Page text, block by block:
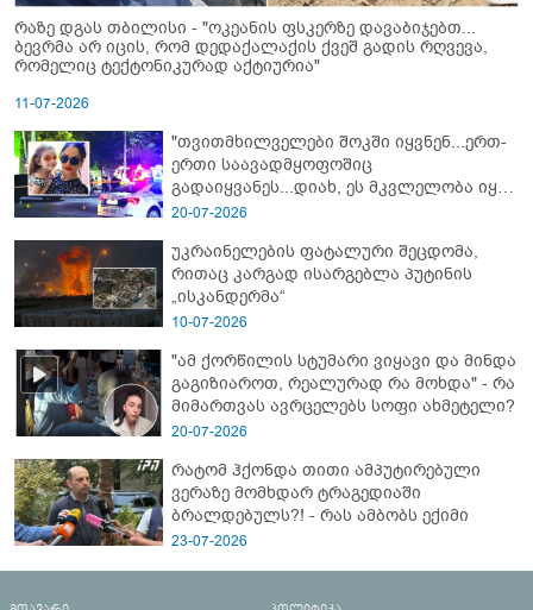
რაზე დგას თბილისი - "ოკეანის ფსკერზე დავაბიჯებთ...
ბევრმა არ იცის, რომ დედაქალაქის ქვეშ გადის რღვევა,
რომელიც ტექტონიკურად აქტიურია"
11-07-2026
"თვითმხილველები შოკში იყვნენ...ერთ-
ერთი საავადმყოფოშიც
გადაიყვანეს...დიახ, ეს მკვლელობა იყო"
- გორში დატრიალებული ტრაგედიის
20-07-2026
უკრაინელების ფატალური შეცდომა,
რითაც კარგად ისარგებლა პუტინის
„ისკანდერმა“
10-07-2026
"ამ ქორწილის სტუმარი ვიყავი და მინდა
გაგიზიაროთ, რეალურად რა მოხდა" - რა
მიმართვას ავრცელებს სოფი ახმეტელი?
20-07-2026
რატომ ჰქონდა თითი ამპუტირებული
ვერაზე მომხდარ ტრაგედიაში
ბრალდებულს?! - რას ამბობს ექიმი
23-07-2026